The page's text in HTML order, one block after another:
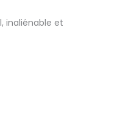
inaliénable et